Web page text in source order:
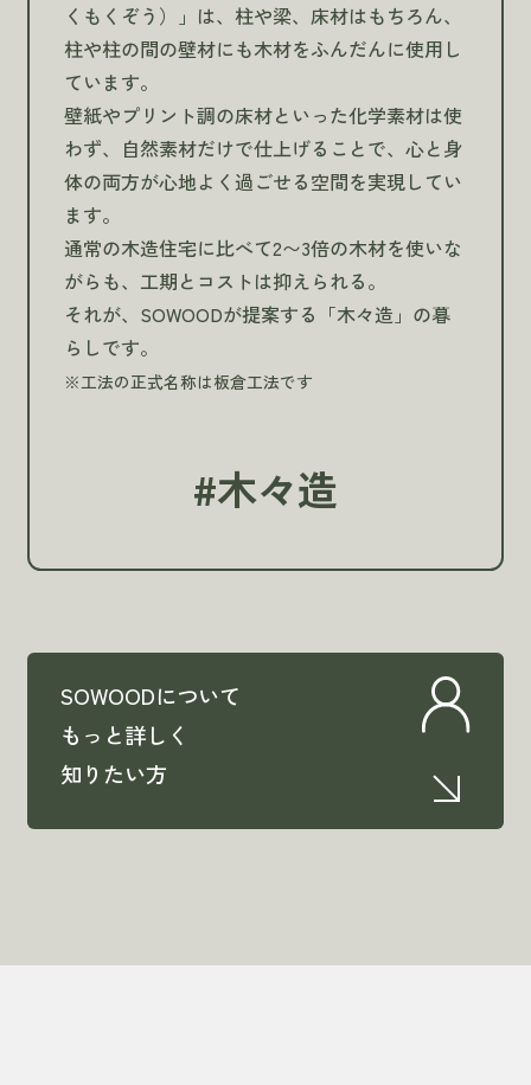
くもくぞう）」は、柱や梁、床材はもちろん、
柱や柱の間の壁材にも木材をふんだんに使用し
ています。
壁紙やプリント調の床材といった化学素材は使
わず、自然素材だけで仕上げることで、心と身
体の両方が心地よく過ごせる空間を実現してい
ます。
通常の木造住宅に比べて2〜3倍の木材を使いな
がらも、工期とコストは抑えられる。
それが、SOWOODが提案する「木々造」の暮
らしです。
※工法の正式名称は板倉工法です
#木々造
SOWOODについて
もっと詳しく
知りたい方